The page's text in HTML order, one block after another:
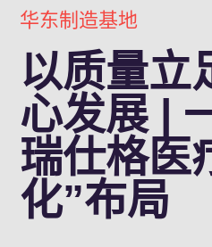
华东制造基地
以质量立
心发展 |
瑞仕格医
化”布局